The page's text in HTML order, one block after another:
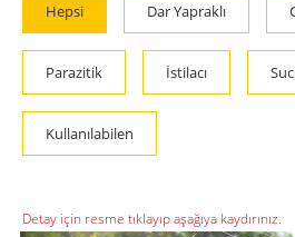
Hepsi Dar Yapraklı
Parazitik İstilacı
Kullanılabilen
Detay için resme tıklayıp aşağıya kaydırınız.